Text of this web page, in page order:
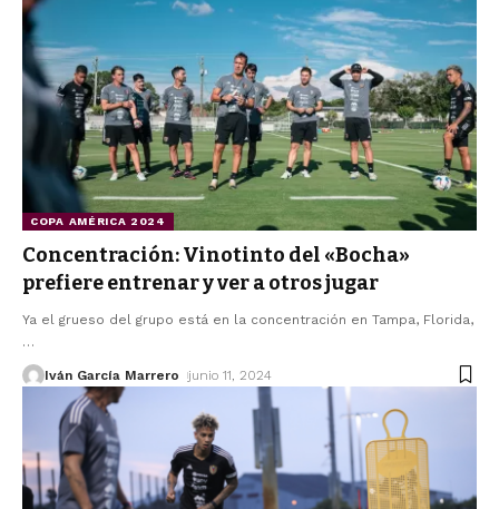
COPA AMÉRICA 2024
Concentración: Vinotinto del «Bocha»
prefiere entrenar y ver a otros jugar
Ya el grueso del grupo está en la concentración en Tampa, Florida,
…
Iván García Marrero junio 11, 2024